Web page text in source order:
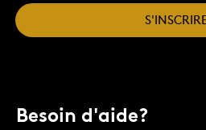
Besoin d'aide?